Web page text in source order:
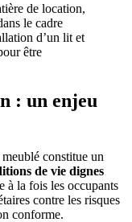
de location,
le cadre
d’un lit et
être
: un enjeu
constitue un
de vie dignes
à la fois les occupants
contre les risques
conforme.